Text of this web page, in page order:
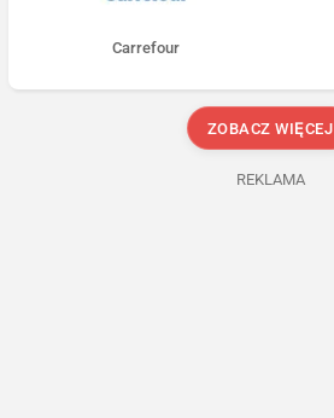
Carrefour
ZOBACZ WIĘCEJ
REKLAMA